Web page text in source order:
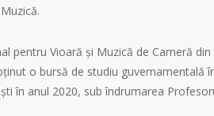
pentru Vioară și Muzică de Cameră
o bursă de studiu guvernamentală
în anul 2020, sub îndrumarea